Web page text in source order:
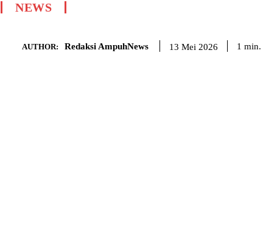
NEWS
AUTHOR: Redaksi AmpuhNews 13 Mei 2026 1 min.